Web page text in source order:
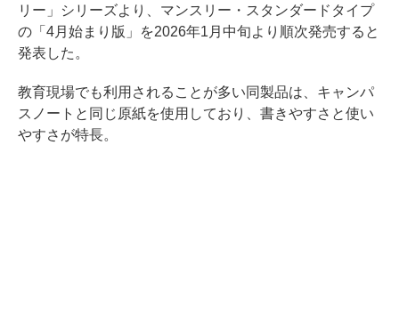
リー」シリーズより、マンスリー・スタンダードタイプ
の「4月始まり版」を2026年1月中旬より順次発売すると
発表した。
教育現場でも利用されることが多い同製品は、キャンパ
スノートと同じ原紙を使用しており、書きやすさと使い
やすさが特長。